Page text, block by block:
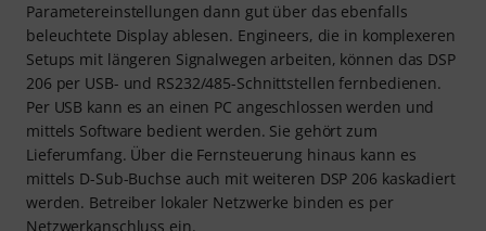
Parametereinstellungen dann gut über das ebenfalls
beleuchtete Display ablesen. Engineers, die in komplexeren
Setups mit längeren Signalwegen arbeiten, können das DSP
206 per USB- und RS232/485-Schnittstellen fernbedienen.
Per USB kann es an einen PC angeschlossen werden und
mittels Software bedient werden. Sie gehört zum
Lieferumfang. Über die Fernsteuerung hinaus kann es
mittels D-Sub-Buchse auch mit weiteren DSP 206 kaskadiert
werden. Betreiber lokaler Netzwerke binden es per
Netzwerkanschluss ein.